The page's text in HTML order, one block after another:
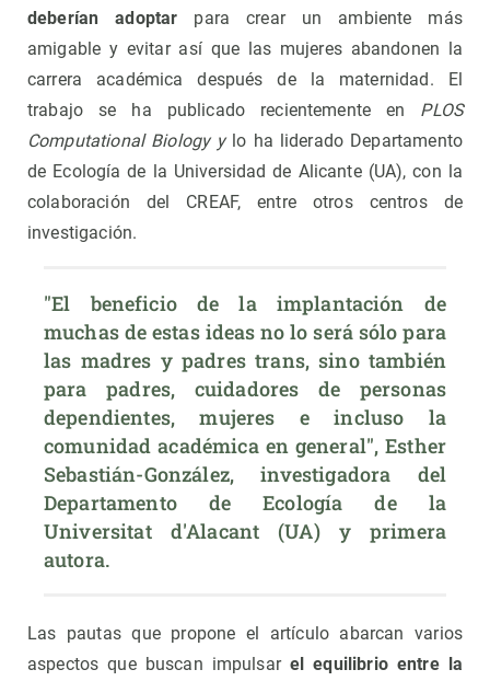
deberían adoptar para crear un ambiente más
amigable y evitar así que las mujeres abandonen la
carrera académica después de la maternidad. El
trabajo se ha publicado recientemente en PLOS
Computational Biology y lo ha liderado Departamento
de Ecología de la Universidad de Alicante (UA), con la
colaboración del CREAF, entre otros centros de
investigación.
"El beneficio de la implantación de
muchas de estas ideas no lo será sólo para
las madres y padres trans, sino también
para padres, cuidadores de personas
dependientes, mujeres e incluso la
comunidad académica en general", Esther
Sebastián-González, investigadora del
Departamento de Ecología de la
Universitat d'Alacant (UA) y primera
autora.
Las pautas que propone el artículo abarcan varios
aspectos que buscan impulsar el equilibrio entre la